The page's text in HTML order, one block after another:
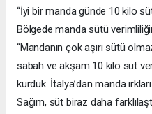
“İyi bir manda günde 10 kilo
Bölgede manda sütü
“Mandanın çok aşırı sütü
sabah ve akşam 10 kilo süt
kurduk. İtalya’dan manda
Sağım, süt biraz daha